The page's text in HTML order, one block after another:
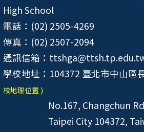
High School
電話：(02) 2505-4269
傳真：(02) 2507-2094
通訊信箱：
學校地址：104372 臺北市中山區
校地理位置 )
No.167, Changchun
Taipei City 104372,